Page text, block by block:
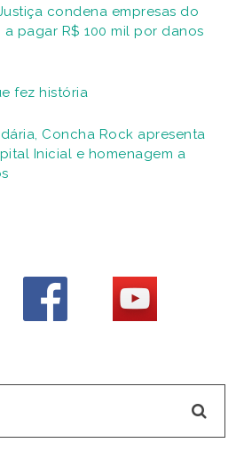
condena empresas do
pagar R$ 100 mil por danos
fez história
Concha Rock apresenta
Inicial e homenagem a